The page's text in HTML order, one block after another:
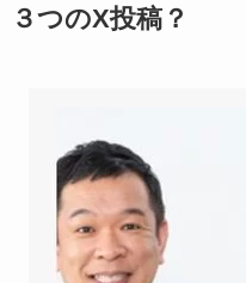
３つのX投稿？